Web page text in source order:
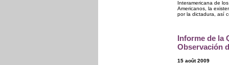
Interamericana de
Americanos, la
por la dictadura, así
Informe de la
Observación
15 août 2009